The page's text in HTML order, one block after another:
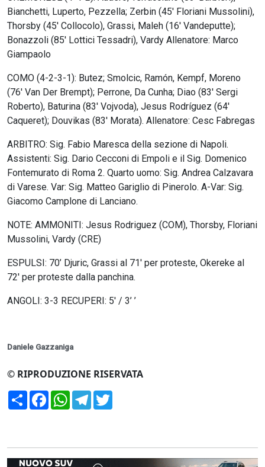
Bianchetti, Luperto, Pezzella; Zerbin (45′ Floriani Mussolini),
Thorsby (45′ Collocolo), Grassi, Maleh (16′ Vandeputte);
Bonazzoli (85′ Lottici Tessadri), Vardy Allenatore: Marco
Giampaolo
COMO (4-2-3-1): Butez; Smolcic, Ramón, Kempf, Moreno
(76′ Van Der Brempt); Perrone, Da Cunha; Diao (83′ Sergi
Roberto), Baturina (83′ Vojvoda), Jesus Rodríguez (64′
Caqueret); Douvikas (83′ Morata). Allenatore: Cesc Fabregas
ARBITRO: Sig. Fabio Maresca della sezione di Napoli.
Assistenti: Sig. Dario Cecconi di Empoli e il Sig. Domenico
Fontemurato di Roma 2. Quarto uomo: Sig. Andrea Calzavara
di Varese. Var: Sig. Matteo Gariglio di Pinerolo. A-Var: Sig.
Giacomo Camplone di Lanciano.
NOTE: AMMONITI: Jesus Rodriguez (COM), Thorsby, Floriani
Mussolini, Vardy (CRE)
ESPULSI: 70’ Djuric, Grassi al 71′ per proteste, Okereke al
72′ per proteste dalla panchina.
ANGOLI: 3-3 RECUPERI: 5′ / 3’ ’
Daniele Gazzaniga
© RIPRODUZIONE RISERVATA
CondividiFacebookWhatsApp
Telegram